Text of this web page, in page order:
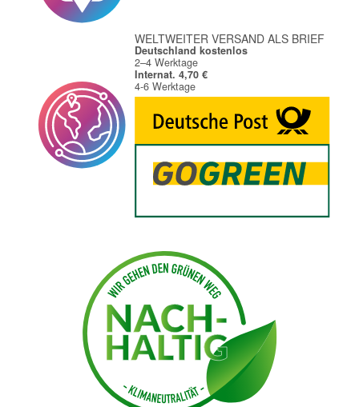
WELTWEITER VERSAND ALS BRIEF
Deutschland kostenlos
2–4 Werktage
Internat. 4,70 €
4-6 Werktage